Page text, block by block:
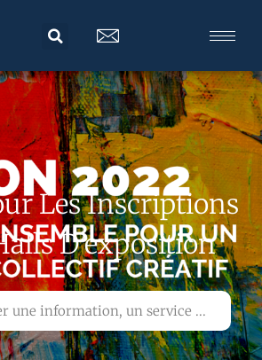
Les Inscriptions
D’exposition